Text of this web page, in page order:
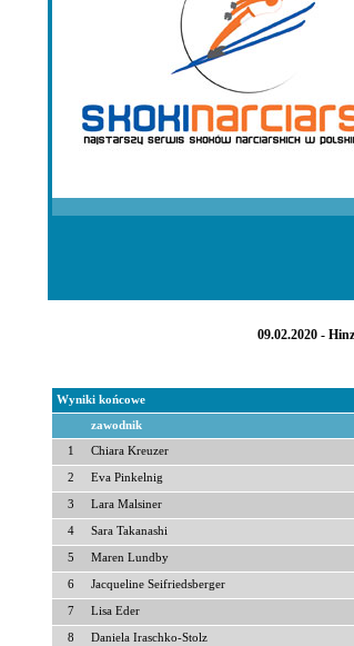
09.02.2020 -
Wyniki końcowe
zawodnik
1 Chiara Kreuzer
2 Eva Pinkelnig
3 Lara Malsiner
4 Sara Takanashi
5 Maren Lundby
6 Jacqueline Seifriedsberger
7 Lisa Eder
8 Daniela Iraschko-Stolz